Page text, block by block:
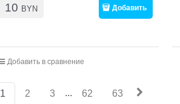
10 BYN Добавить
Добавить в сравнение
1 2 3 ... 62 63